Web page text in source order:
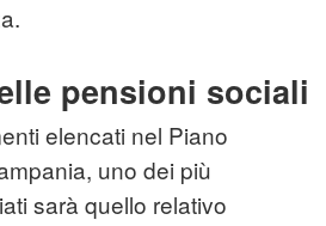
pensioni sociali
elencati nel Piano
uno dei più
sarà quello relativo